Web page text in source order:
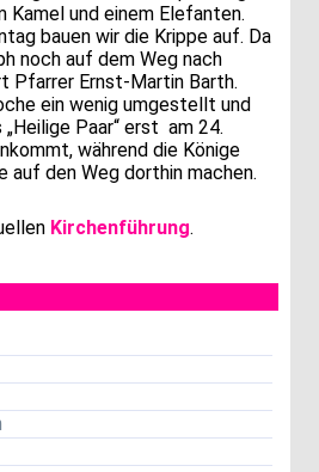
Kamel und einem Elefanten.
bauen wir die Krippe auf. Da
noch auf dem Weg nach
Pfarrer Ernst-Martin Barth.
ein wenig umgestellt und
Paar“ erst am 24.
während die Könige
auf den Weg dorthin machen.
Kirchenführung.